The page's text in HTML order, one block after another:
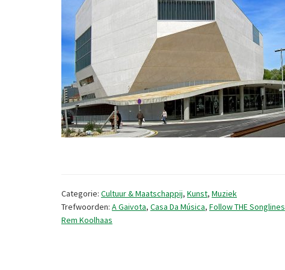
Categorie: Cultuur & Maatschappij, Kunst, Muziek
Trefwoorden: A Gaivota, Casa Da Música, Follow THE Songlines
Rem Koolhaas